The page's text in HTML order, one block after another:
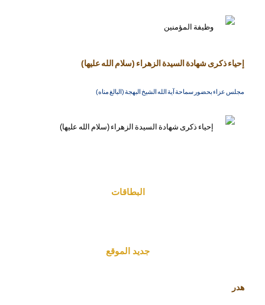
إحياء ذكرى شهادة السيدة الزهراء (سلام الله عليها)
مجلس عزاء بحضور سماحة آية الله الشيخ البهجة (البالغ مناه)
البطاقات
جديد الموقع
هدر